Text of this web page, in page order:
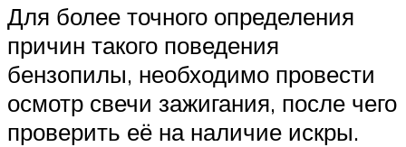
Для более точного определения
причин такого поведения
бензопилы, необходимо провести
осмотр свечи зажигания, после чего
проверить её на наличие искры.